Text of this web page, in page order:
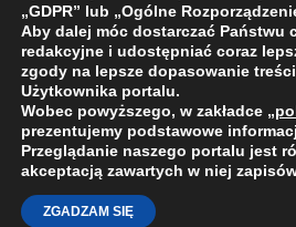
X
2009 - 2026 © Wszelkie
O NAS
REDAKCJA
„GDPR” lub „Ogólne
Aby dalej móc dostarczać Państwu
redakcyjne i udostępniać coraz
zgody na lepsze dopasowanie
Użytkownika portalu.
Wobec powyższego, w zakładce
prezentujemy podstawowe
Przeglądanie naszego portalu jest
akceptacją zawartych w niej
ZGADZAM SIĘ